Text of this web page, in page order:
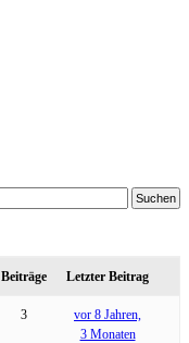
Beiträge Letzter Beitrag
3
vor 8 Jahren,
3 Monaten